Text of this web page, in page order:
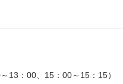
13：00、15：00～15：15）